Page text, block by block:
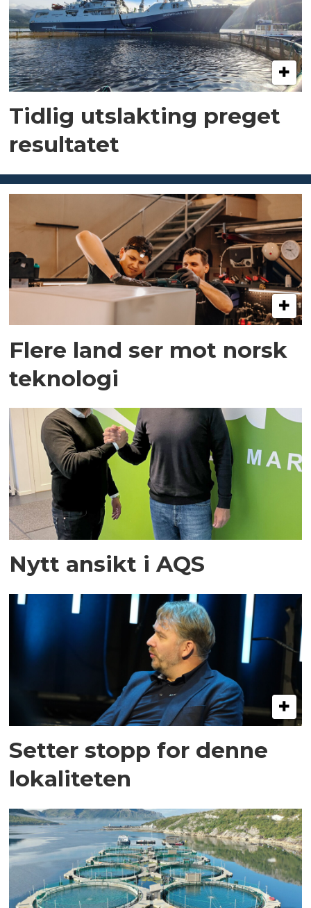
Tidlig utslakting preget
resultatet
Flere land ser mot norsk
teknologi
Nytt ansikt i AQS
Setter stopp for denne
lokaliteten